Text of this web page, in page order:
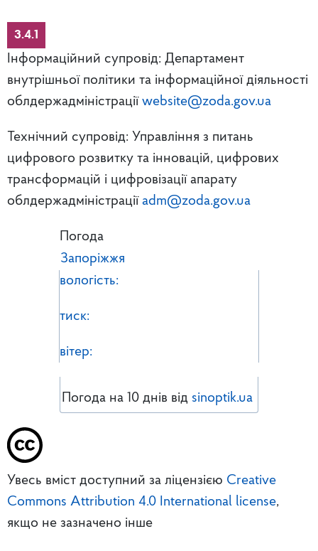
3.4.1
Інформаційний супровід: Департамент
внутрішньої політики та інформаційної діяльності
облдержадміністрації website@zoda.gov.ua
Технічний супровід: Управління з питань
цифрового розвитку та інновацій, цифрових
трансформацій і цифровізації апарату
облдержадміністрації adm@zoda.gov.ua
Погода
Запоріжжя
вологість:
тиск:
вітер:
Погода на 10 днів від sinoptik.ua
Увесь вміст доступний за ліцензією Creative
Commons Attribution 4.0 International license,
якщо не зазначено інше